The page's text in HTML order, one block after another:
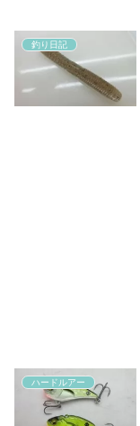
釣り日記
ハードルアー